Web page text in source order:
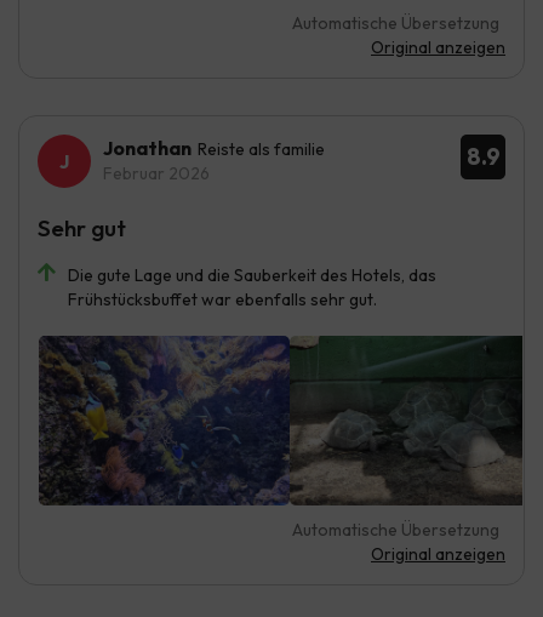
Automatische Übersetzung
Original anzeigen
8.9
Jonathan Reiste als familie
Februar 2026
Die gute Lage und die Sauberkeit des Hotels, das
Frühstücksbuffet war ebenfalls sehr gut.
Automatische Übersetzung
Original anzeigen
Sehr gut